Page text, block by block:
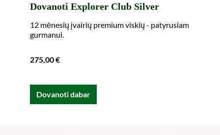
Dovanoti Explorer Club Silver
12 mėnesių įvairių premium viskių - patyrusiam
gurmanui.
275,00 €
Dovanoti dabar